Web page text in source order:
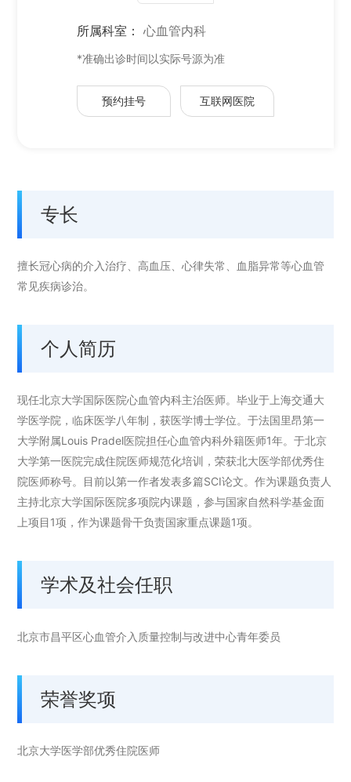
所属科室： 心血管内科
*准确出诊时间以实际号源为准
预约挂号 互联网医院
专长
擅长冠心病的介入治疗、高血压、心律失常、血脂异常等心血管
常见疾病诊治。
个人简历
现任北京大学国际医院心血管内科主治医师。毕业于上海交通大
学医学院，临床医学八年制，获医学博士学位。于法国里昂第一
大学附属Louis Pradel医院担任心血管内科外籍医师1年。于北京
大学第一医院完成住院医师规范化培训，荣获北大医学部优秀住
院医师称号。目前以第一作者发表多篇SCI论文。作为课题负责人
主持北京大学国际医院多项院内课题，参与国家自然科学基金面
上项目1项，作为课题骨干负责国家重点课题1项。
学术及社会任职
北京市昌平区心血管介入质量控制与改进中心青年委员
荣誉奖项
北京大学医学部优秀住院医师